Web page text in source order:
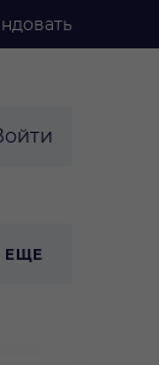
ЕЩЕ